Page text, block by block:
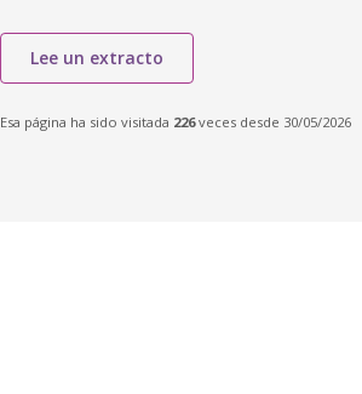
Lee un extracto
Esa página ha sido visitada 226veces desde 30/05/2026